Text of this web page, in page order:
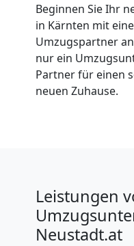
Beginnen Sie Ihr
in Kärnten mit
Umzugspartner
nur ein
Partner für einen
neuen Zuhause.
Leistungen
Neustadt.at